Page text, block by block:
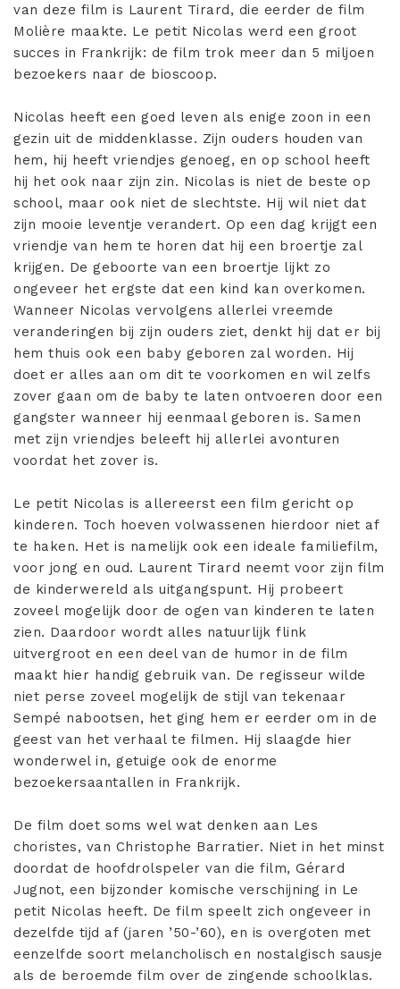
van deze film is Laurent Tirard, die eerder de film
Molière maakte. Le petit Nicolas werd een groot
succes in Frankrijk: de film trok meer dan 5 miljoen
bezoekers naar de bioscoop.
Nicolas heeft een goed leven als enige zoon in een
gezin uit de middenklasse. Zijn ouders houden van
hem, hij heeft vriendjes genoeg, en op school heeft
hij het ook naar zijn zin. Nicolas is niet de beste op
school, maar ook niet de slechtste. Hij wil niet dat
zijn mooie leventje verandert. Op een dag krijgt een
vriendje van hem te horen dat hij een broertje zal
krijgen. De geboorte van een broertje lijkt zo
ongeveer het ergste dat een kind kan overkomen.
Wanneer Nicolas vervolgens allerlei vreemde
veranderingen bij zijn ouders ziet, denkt hij dat er bij
hem thuis ook een baby geboren zal worden. Hij
doet er alles aan om dit te voorkomen en wil zelfs
zover gaan om de baby te laten ontvoeren door een
gangster wanneer hij eenmaal geboren is. Samen
met zijn vriendjes beleeft hij allerlei avonturen
voordat het zover is.
Le petit Nicolas is allereerst een film gericht op
kinderen. Toch hoeven volwassenen hierdoor niet af
te haken. Het is namelijk ook een ideale familiefilm,
voor jong en oud. Laurent Tirard neemt voor zijn film
de kinderwereld als uitgangspunt. Hij probeert
zoveel mogelijk door de ogen van kinderen te laten
zien. Daardoor wordt alles natuurlijk flink
uitvergroot en een deel van de humor in de film
maakt hier handig gebruik van. De regisseur wilde
niet perse zoveel mogelijk de stijl van tekenaar
Sempé nabootsen, het ging hem er eerder om in de
geest van het verhaal te filmen. Hij slaagde hier
wonderwel in, getuige ook de enorme
bezoekersaantallen in Frankrijk.
De film doet soms wel wat denken aan Les
choristes, van Christophe Barratier. Niet in het minst
doordat de hoofdrolspeler van die film, Gérard
Jugnot, een bijzonder komische verschijning in Le
petit Nicolas heeft. De film speelt zich ongeveer in
dezelfde tijd af (jaren ’50-’60), en is overgoten met
eenzelfde soort melancholisch en nostalgisch sausje
als de beroemde film over de zingende schoolklas.